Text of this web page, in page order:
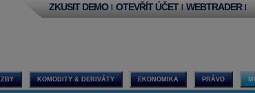
ZKUSIT DEMO | OTEVŘÍT ÚČET | WEBTRADER |
KOMODITY & DERIVÁTY EKONOMIKA PRÁVO